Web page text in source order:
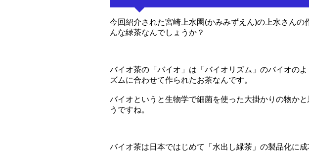
今回紹介された宮崎上水園(かみみずえん)の上水さんの
んな緑茶なんでしょうか？
バイオ茶の「バイオ」は「バイオリズム」のバイオの
ズムに合わせて作られたお茶なんです。
バイオというと生物学で細菌を使った大掛かりの物か
うですね。
バイオ茶は日本ではじめて「水出し緑茶」の製品化に